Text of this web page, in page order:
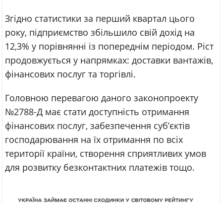
Згідно статистики за перший квартал цього
року, підприємство збільшило свій дохід на
12,3% у порівнянні із попереднім періодом. Ріст
продовжується у напрямках: доставки вантажів,
фінансових послуг та торгівлі.
Головною перевагою даного законопроекту
№2788-Д має стати доступність отримання
фінансових послуг, забезпечення суб’єктів
господарювання на їх отримання по всіх
території країни, створення сприятливих умов
для розвитку безконтактних платежів тощо.